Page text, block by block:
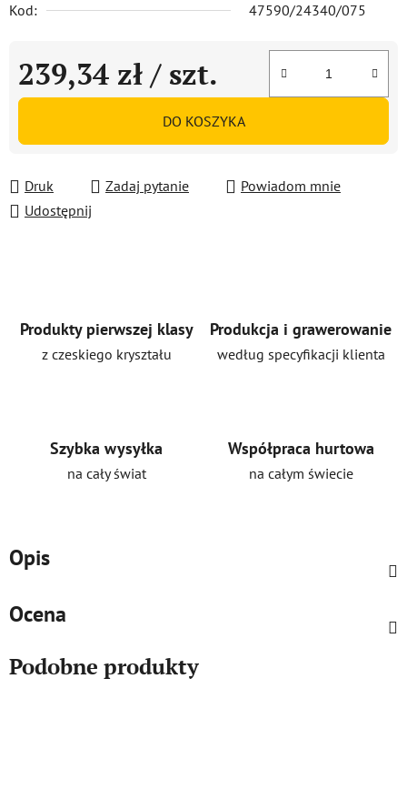
Kod:
47590/24340/075
239,34 zł / szt.
Cena jednostkowa:
DO KOSZYKA
Druk Zadaj pytanie
Powiadom mnie
Udostępnij
Produkty pierwszej klasy
z czeskiego kryształu
Produkcja i grawerowanie
według specyfikacji klienta
Szybka wysyłka
na cały świat
Współpraca hurtowa
na całym świecie
Opis
Ocena
Podobne produkty